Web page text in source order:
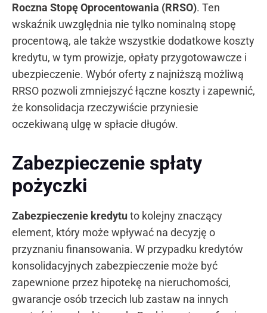
Roczna Stopę Oprocentowania (RRSO). Ten
wskaźnik uwzględnia nie tylko nominalną stopę
procentową, ale także wszystkie dodatkowe koszty
kredytu, w tym prowizje, opłaty przygotowawcze i
ubezpieczenie. Wybór oferty z najniższą możliwą
RRSO pozwoli zmniejszyć łączne koszty i zapewnić,
że konsolidacja rzeczywiście przyniesie
oczekiwaną ulgę w spłacie długów.
Zabezpieczenie spłaty
pożyczki
Zabezpieczenie kredytuto kolejny znaczący
element, który może wpływać na decyzję o
przyznaniu finansowania. W przypadku kredytów
konsolidacyjnych zabezpieczenie może być
zapewnione przez hipotekę na nieruchomości,
gwarancje osób trzecich lub zastaw na innych